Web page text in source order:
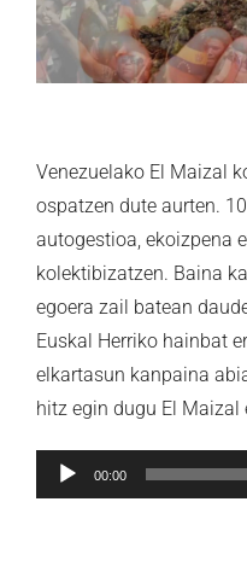
Venezuelako El Maizal
ospatzen dute aurten.
autogestioa, ekoizpena
kolektibizatzen. Baina
egoera zail batean
Euskal Herriko hainbat
elkartasun kanpaina
hitz egin dugu El Maizal
Soinu
erreproduzigailua
00:00